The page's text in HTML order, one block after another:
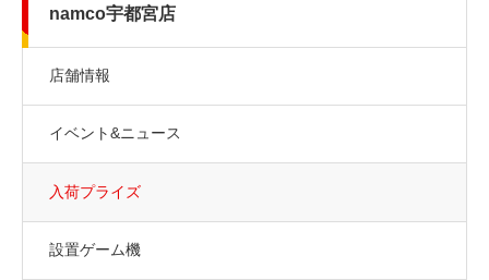
namco宇都宮店
店舗情報
イベント&ニュース
入荷プライズ
設置ゲーム機